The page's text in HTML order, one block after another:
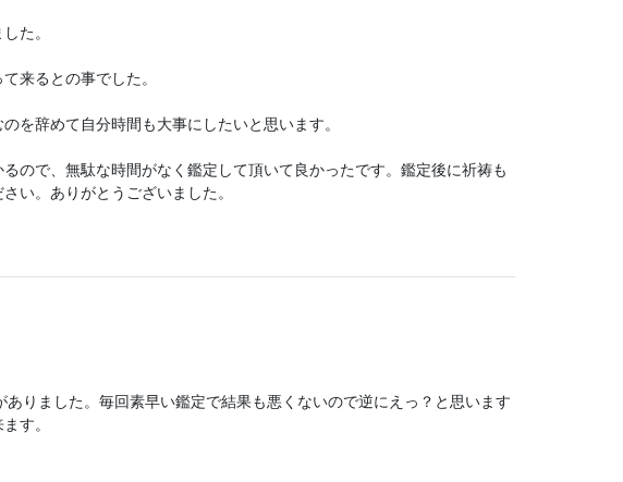
た。
来るとの事でした。
を辞めて自分時間も大事にしたいと思います。
ので、無駄な時間がなく鑑定して頂いて良かったです。鑑定後に祈祷も
い。ありがとうございました。
りました。毎回素早い鑑定で結果も悪くないので逆にえっ？と思います
す。